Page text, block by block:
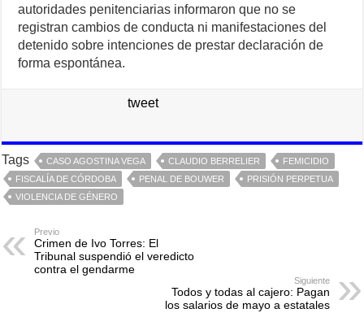
autoridades penitenciarias informaron que no se
registran cambios de conducta ni manifestaciones del
detenido sobre intenciones de prestar declaración de
forma espontánea.
tweet
Tags CASO AGOSTINA VEGA CLAUDIO BERRELIER
FEMICIDIO
FISCALÍA DE CÓRDOBA
PENAL DE BOUWER
PRISIÓN PERPETUA
VIOLENCIA DE GÉNERO
Previo
Crimen de Ivo Torres: El
Tribunal suspendió el veredicto
contra el gendarme
Siguiente
Todos y todas al cajero: Pagan
los salarios de mayo a estatales